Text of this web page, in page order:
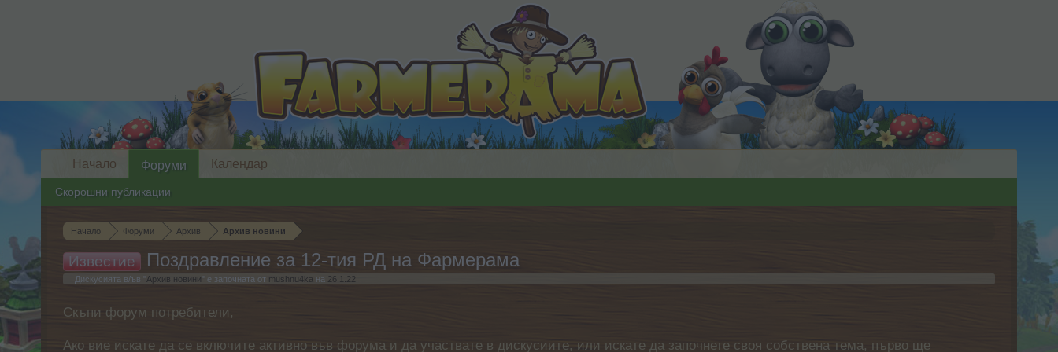
Начало Форуми Архив Архив новини
Известие Поздравление за 12-тия РД на Фармерама
Дискусията в/ъв " Архив новини " е започната от mushnu4ka на 26.1.22
Скъпи форум потребители,
Ако вие искате да се включите активно във форума и да участвате в дискусиите, или искате да започнете своя собствена тема, първо ще
Начало Форуми
Скорошни публикации
Календар